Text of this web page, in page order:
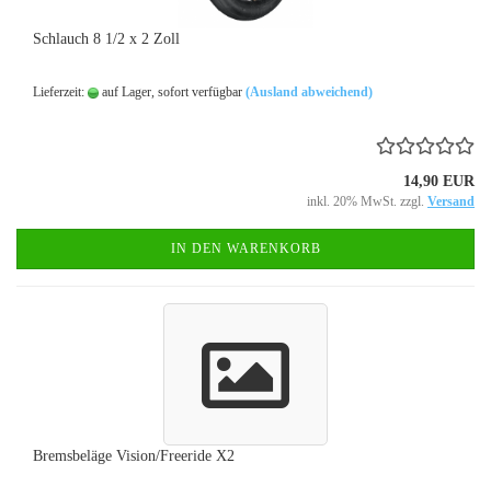
Schlauch 8 1/2 x 2 Zoll
Lieferzeit: auf Lager, sofort verfügbar (Ausland abweichend)
14,90 EUR
inkl. 20% MwSt. zzgl. Versand
IN DEN WARENKORB
Bremsbeläge Vision/Freeride X2